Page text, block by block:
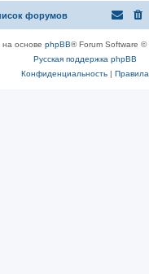
форумов
основе phpBB® Forum Software ©
Русская поддержка phpBB
Конфиденциальность| Правила